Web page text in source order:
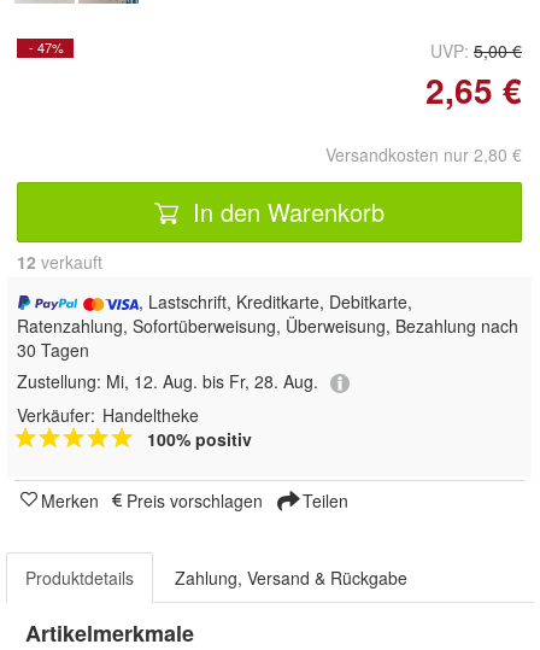
- 47% UVP: 5,00 €
2,65 €
Versandkosten nur 2,80 €
In den Warenkorb
12 verkauft
, Lastschrift, Kreditkarte, Debitkarte,
Ratenzahlung, Sofortüberweisung, Überweisung, Bezahlung nach
30 Tagen
Zustellung: Mi, 12. Aug. bis Fr, 28. Aug.
Verkäufer: Handeltheke
100% positiv
Merken Preis vorschlagen Teilen
Produktdetails Zahlung, Versand & Rückgabe
Artikelmerkmale